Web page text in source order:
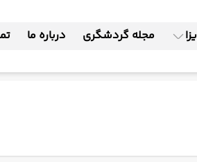
مجله گردشگری درباره ما